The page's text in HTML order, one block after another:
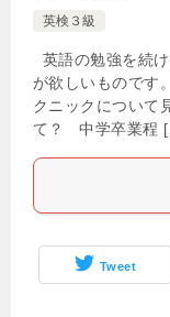
英検３級
英語の勉強を続
が欲しいものです
クニックについて
て？ 中学卒業程
Tweet